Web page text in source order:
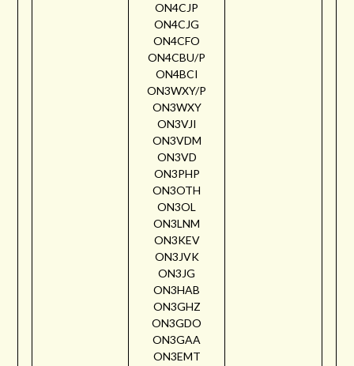
ON4CJP
ON4CJG
ON4CFO
ON4CBU/P
ON4BCI
ON3WXY/P
ON3WXY
ON3VJI
ON3VDM
ON3VD
ON3PHP
ON3OTH
ON3OL
ON3LNM
ON3KEV
ON3JVK
ON3JG
ON3HAB
ON3GHZ
ON3GDO
ON3GAA
ON3EMT